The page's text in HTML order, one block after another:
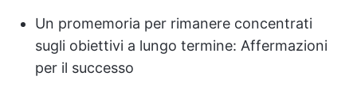
Un promemoria per rimanere concentrati
sugli obiettivi a lungo termine: Affermazioni
per il successo